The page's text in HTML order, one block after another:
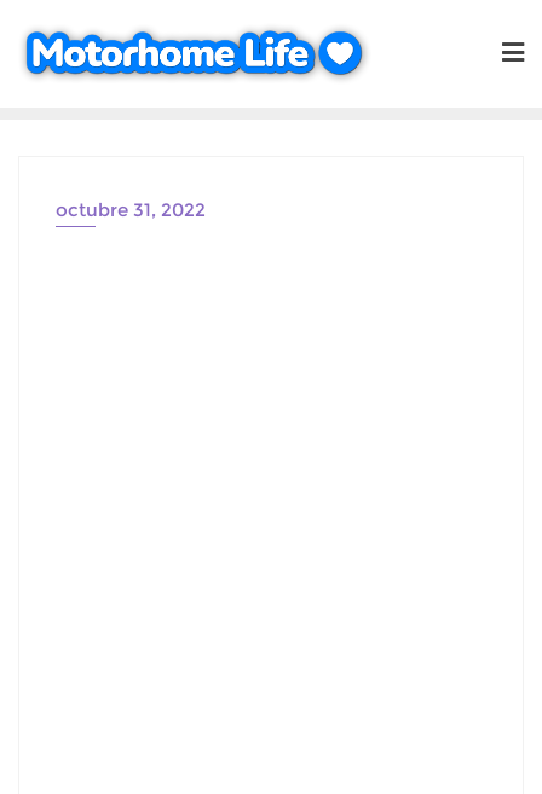
contenido
octubre 31, 2022